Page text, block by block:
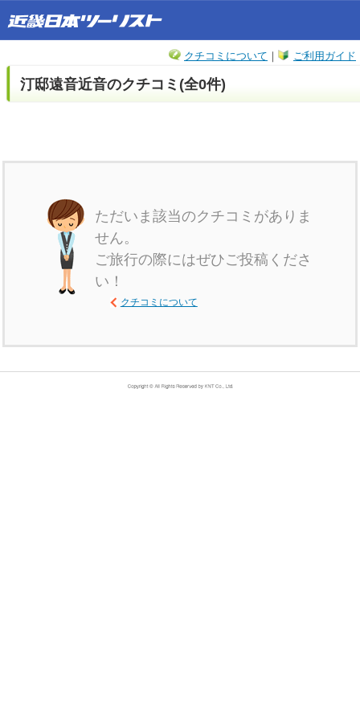
ご利用ガイド
クチコミについて ｜
汀邸遠音近音のクチコミ(全0件)
ただいま該当のクチコミがありま
せん。
ご旅行の際にはぜひご投稿くださ
い！
クチコミについて